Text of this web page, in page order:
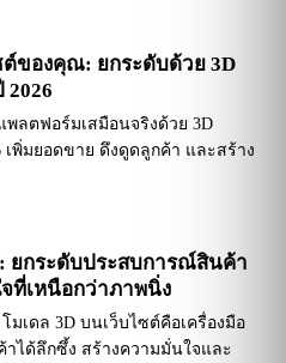
ของคุณ: ยกระดับด้วย 3D
พลตฟอร์มเสมือนจริงด้วย 3D
เพิ่มยอดขาย ดึงดูดลูกค้า และสร้าง
ยกระดับประสบการณ์สินค้า
ที่เหนือกว่าภาพนิ่ง
เดล 3D บนเว็บไซต์คือเครื่องมือ
ได้ลึกซึ้ง สร้างความมั่นใจและ